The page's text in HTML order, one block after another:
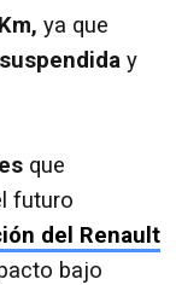
ya que
y
que
futuro
del Renault
bajo